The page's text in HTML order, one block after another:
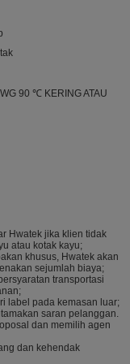
90 ℃ KERING ATAU
Hwatek jika klien tidak
atau kotak kayu;
khusus, Hwatek akan
sejumlah biaya;
transportasi
label pada kemasan luar;
saran pelanggan.
dan memilih agen
dan kehendak